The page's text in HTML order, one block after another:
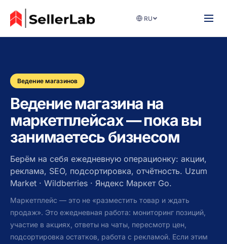
RU
Ведение магазинов
Ведение магазина на
маркетплейсах — пока вы
занимаетесь бизнесом
Берём на себя ежедневную операционку: акции,
реклама, SEO, подсортировка, отчётность. Uzum
Market · Wildberries · Яндекс Маркет Go.
Маркетплейс — это не «разместить товар и ждать
продаж». Это ежедневная работа: мониторинг позиций,
участие в акциях, ответы на чаты, пересмотр цен,
подсортировка остатков, работа с рекламой. Если этим